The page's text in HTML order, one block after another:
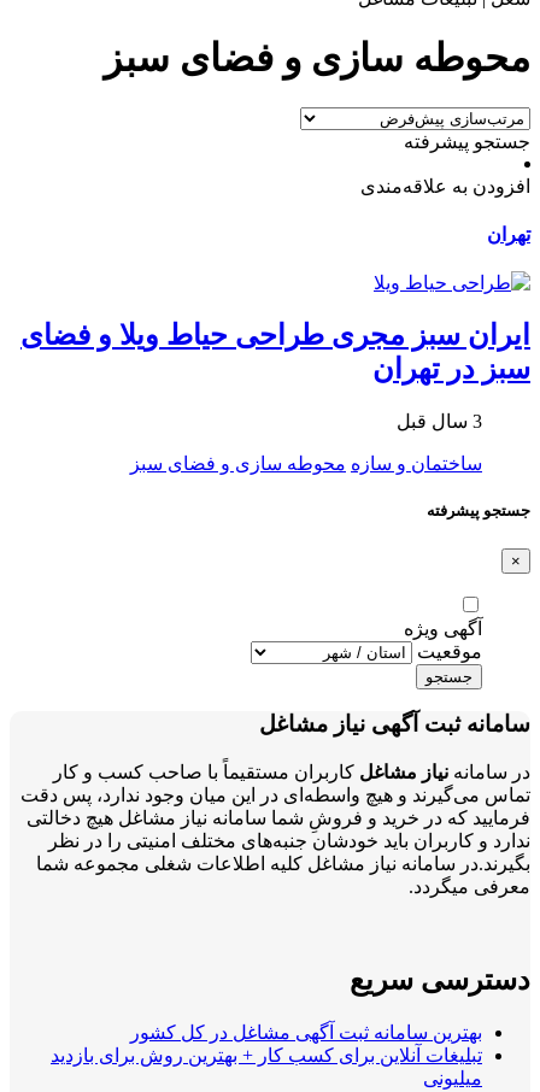
محوطه سازی و فضای سبز
جستجو پیشرفته
افزودن به علاقه‌مندی
تهران
ایران سبز مجری طراحی حیاط ویلا و فضای
سبز در تهران
3 سال قبل
ساختمان و سازه محوطه سازی و فضای سبز
جستجو پیشرفته
×
آگهی ویژه
موقعیت
جستجو
سامانه ثبت آگهی نیاز مشاغل
در سامانه نیاز مشاغل کاربران مستقیماً با صاحب کسب و کار
تماس می‌گیرند و هیچ واسطه‌ای در این میان وجود ندارد، پس دقت
فرمایید که در خرید و فروشِ شما سامانه نیاز مشاغل هیچ دخالتی
ندارد و کاربران باید خودشان جنبه‌های مختلف امنیتی را در نظر
بگیرند.در سامانه نیاز مشاغل کلیه اطلاعات شغلی مجموعه شما
معرفی میگردد.
دسترسی سریع
بهترین سامانه ثبت آگهی مشاغل در کل کشور
تبلیغات آنلاین برای کسب کار + بهترین روش برای بازدید
میلیونی